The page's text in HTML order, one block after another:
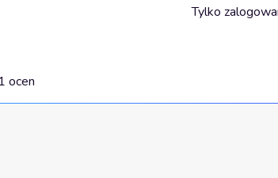
ocen
Tylko